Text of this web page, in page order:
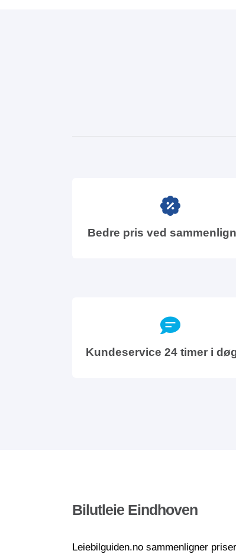
Bedre pris ved
Kundeservice 24 timer i
Bilutleie Eindhoven
Leiebilguiden.no sammenligner